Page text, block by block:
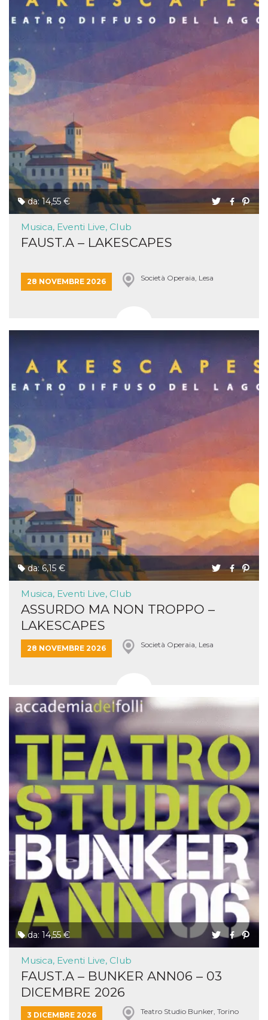
da: 14,55 €
Musica, Eventi Live, Club
FAUST.A – LAKESCAPES
28 NOVEMBRE 2026 Società Operaia, Lesa
da: 6,15 €
Musica, Eventi Live, Club
ASSURDO MA NON TROPPO –
LAKESCAPES
28 NOVEMBRE 2026 Società Operaia, Lesa
da: 14,55 €
Musica, Eventi Live, Club
FAUST.A – BUNKER ANN06 – 03
DICEMBRE 2026
3 DICEMBRE 2026 Teatro Studio Bunker, Torino